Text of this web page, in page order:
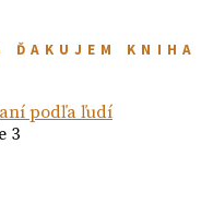
ĎAKUJEM KNIHA
3